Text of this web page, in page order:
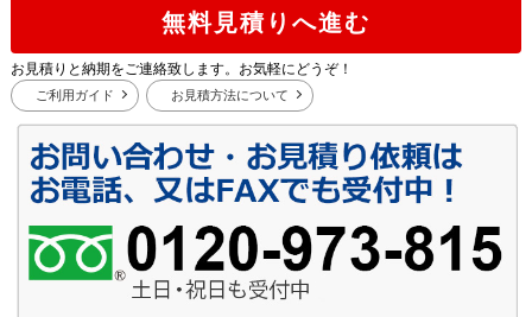
無料見積りへ進む
お見積りと納期をご連絡致します。お気軽にどうぞ！
ご利用ガイド お見積方法について